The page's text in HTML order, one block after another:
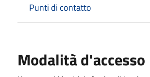
Punti di contatto
Modalità d'accesso